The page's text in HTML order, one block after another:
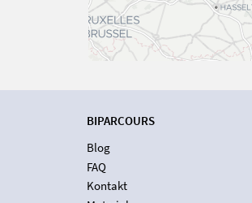
BIPARCOURS
Blog
FAQ
Kontakt